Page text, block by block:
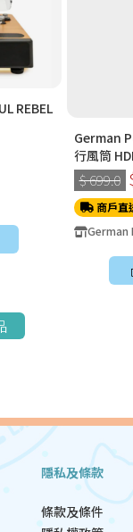
REBEL
German
行風筒
$ 699.0
商戶直
German
隱私及條款
條款及條件